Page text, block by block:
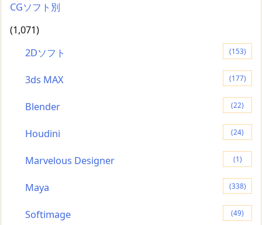
CGソフト別
(1,071)
2Dソフト
(153)
3ds MAX (177)
Blender (22)
Houdini (24)
Marvelous Designer (1)
Maya (338)
Softimage (49)